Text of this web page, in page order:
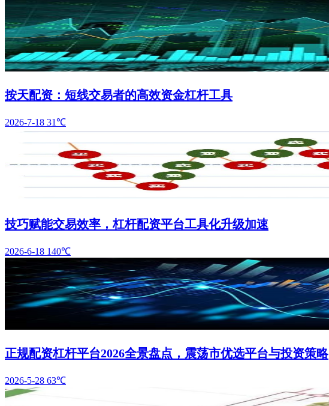
按天配资：短线交易者的高效资金杠杆工具
2026-7-18 31℃
技巧赋能交易效率，杠杆配资平台工具化升级加速
2026-6-18 140℃
正规配资杠杆平台2026全景盘点，震荡市优选平台与投资策略
2026-5-28 63℃